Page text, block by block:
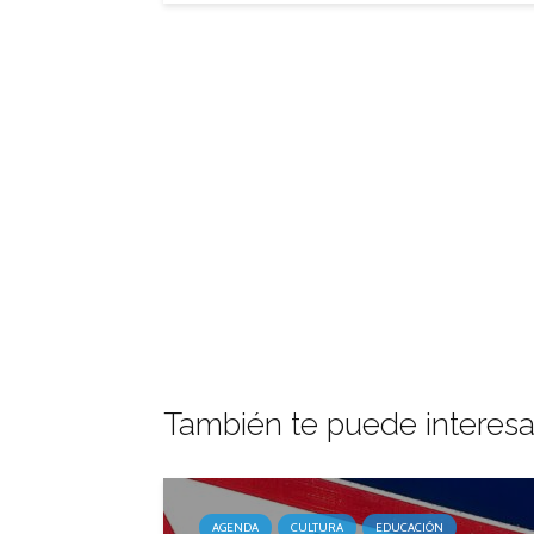
También te puede
AGENDA CULTURA EDUCACIÓN